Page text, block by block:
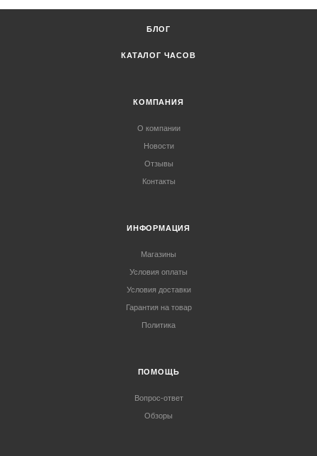
БЛОГ
КАТАЛОГ ЧАСОВ
КОМПАНИЯ
О компании
Новости
Отзывы
Контакты
ИНФОРМАЦИЯ
Магазины
Условия оплаты
Условия доставки
Гарантия на товар
Политика
ПОМОЩЬ
Вопрос-ответ
Обзоры